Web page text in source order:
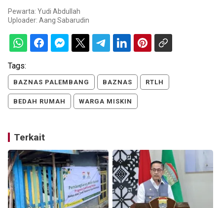
Pewarta: Yudi Abdullah
Uploader: Aang Sabarudin
Tags:
BAZNAS PALEMBANG BAZNAS RTLH
BEDAH RUMAH WARGA MISKIN
Terkait